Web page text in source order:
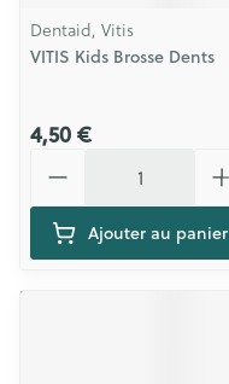
Dentaid, Vitis
VITIS Kids Brosse Dents
4,50 €
Ajouter au panier